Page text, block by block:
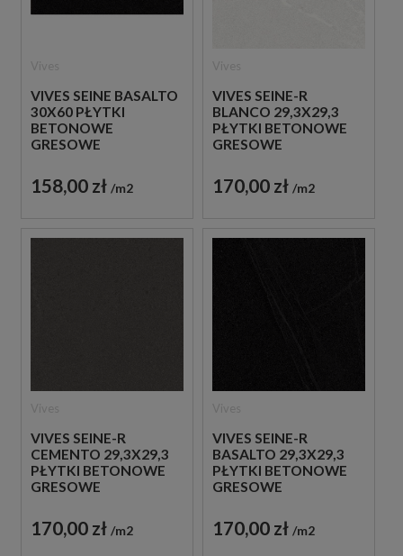
VIVES SEINE BASALTO
30X60 PŁYTKI
BETONOWE
GRESOWE
158,00 zł m2
VIVES SEINE-R
BLANCO 29,3X29,3
PŁYTKI BETONOWE
GRESOWE
170,00 zł m2
VIVES SEINE-R
CEMENTO 29,3X29,3
PŁYTKI BETONOWE
GRESOWE
170,00 zł m2
VIVES SEINE-R
BASALTO 29,3X29,3
PŁYTKI BETONOWE
GRESOWE
170,00 zł m2